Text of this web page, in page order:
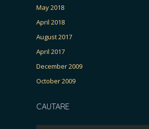
May 2018
April 2018
August 2017
April 2017
December 2009
October 2009
CAUTARE